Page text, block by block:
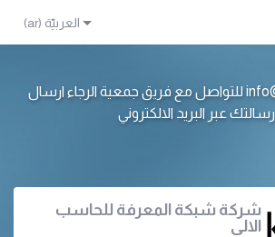
info@jameeah.com للتواصل مع فريق جمعية الرجاء ارسال
رسالتك عبر البريد الالكتروني
شركة شبكة المعرفة للحاسب
الالي